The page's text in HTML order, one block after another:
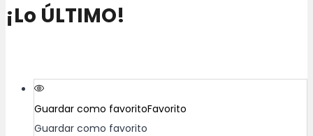
¡Lo ÚLTIMO!
Guardar como favoritoFavorito
Guardar como favorito